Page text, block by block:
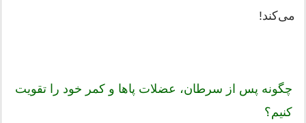
می‌کند!
چگونه پس از سرطان، عضلات پاها و کمر خود را تقویت
کنیم؟